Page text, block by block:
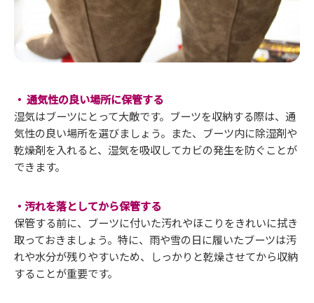
・ 通気性の良い場所に保管する
湿気はブーツにとって大敵です。ブーツを収納する際は、通
気性の良い場所を選びましょう。また、ブーツ内に除湿剤や
乾燥剤を入れると、湿気を吸収してカビの発生を防ぐことが
できます。
・汚れを落としてから保管する
保管する前に、ブーツに付いた汚れやほこりをきれいに拭き
取っておきましょう。特に、雨や雪の日に履いたブーツは汚
れや水分が残りやすいため、しっかりと乾燥させてから収納
することが重要です。